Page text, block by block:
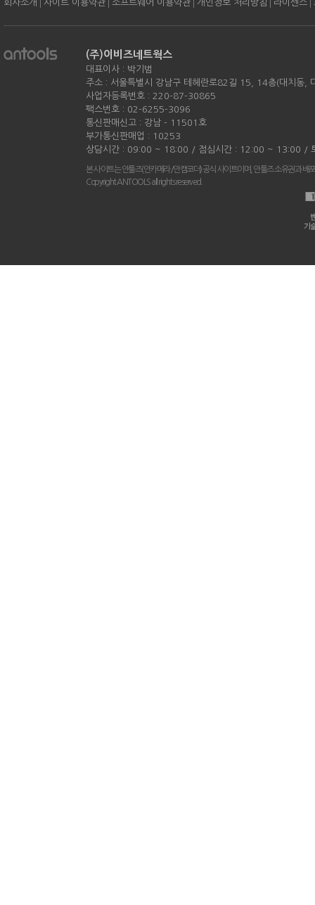
회사소개 | 사이트 이용약관 | 소프트웨어 이용약관 | 개인정보 처리방침 | 라이센스 |
(주)이비즈네트웍스
대표이사 : 박기범
주소 : 서울특별시 강남구 테헤란로82길 15, 14층(대치동,
사업자등록번호 : 220-87-30865
팩스번호 : 02-6255-3096
통신판매신고 : 강남 - 11501호
부가통신판매업 : 10253
상담시간 : 09:00 ~ 18:00 / 점심시간 : 12:00 ~ 13:00 /
본 사이트는 안툴즈(안카메라/안캠코더) 공식 사이트이며, 안툴즈 소유권과 배
Copyright ANTOOLS all rights reserved.